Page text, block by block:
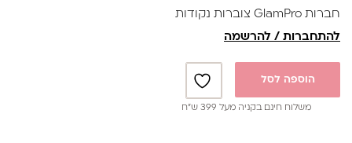
חברות GlamPro צוברות נקודות
להתחברות / להרשמה
הוספה לסל
משלוח חינם בקניה מעל 399 ש”ח